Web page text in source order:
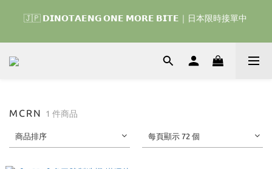
🇰🇷 𝗗𝗜𝗡𝗢𝗧𝗔𝗘𝗡𝗚 𝗛𝗢𝗠𝗘 𝗥𝗨𝗡 ｜韓國首波開賣囉 ▶ 一起參加
🇯🇵 𝗗𝗜𝗡𝗢𝗧𝗔𝗘𝗡𝗚 𝗢𝗡𝗘 𝗠𝗢𝗥𝗘 𝗕𝗜𝗧𝗘｜日本限時接單中
我們的熱血棒球冒險吧 ⚾️
MCRN 1 件商品
商品排序 每頁顯示 72 個